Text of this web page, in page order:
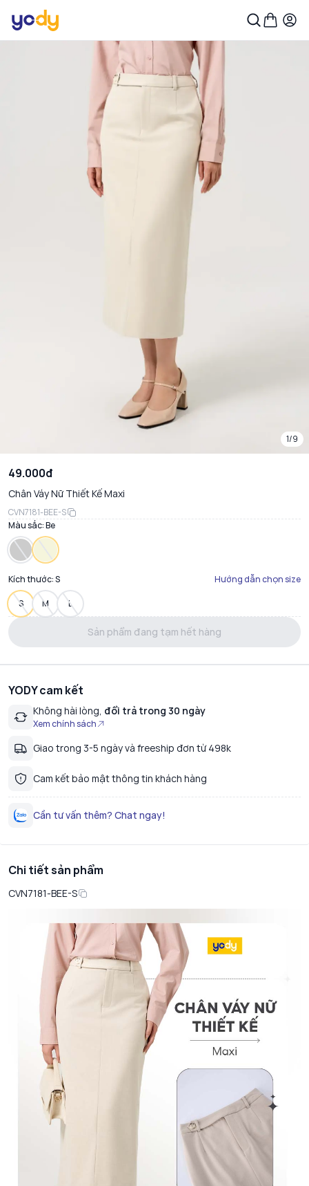
1/9
49.000đ
Chân Váy Nữ Thiết Kế Maxi
CVN7181-BEE-S
Màu sắc:Be
Kích thước:S Hướng dẫn chọn size
S M L
Sản phẩm đang tạm hết hàng
YODY cam kết
Không hài lòng, đổi trả trong 30 ngày
Xem chính sách
Giao trong 3-5 ngày và freeship đơn từ 498k
Cam kết bảo mật thông tin khách hàng
Cần tư vấn thêm? Chat ngay!
Chi tiết sản phẩm
CVN7181-BEE-S